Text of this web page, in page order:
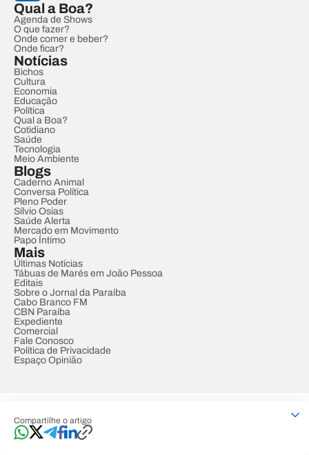
Compartilhe o artigo
Qual a Boa?
Agenda de Shows
O que fazer?
Onde comer e beber?
Onde ficar?
Notícias
Bichos
Cultura
Economia
Educação
Política
Qual a Boa?
Cotidiano
Saúde
Tecnologia
Meio Ambiente
Blogs
Caderno Animal
Conversa Política
Pleno Poder
Sílvio Osias
Saúde Alerta
Mercado em Movimento
Papo Íntimo
Mais
Últimas Notícias
Tábuas de Marés em João Pessoa
Editais
Sobre o Jornal da Paraíba
Cabo Branco FM
CBN Paraíba
Expediente
Comercial
Fale Conosco
Política de Privacidade
Espaço Opinião
Developed by Designed by